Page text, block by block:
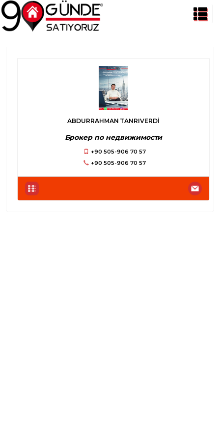
ABDURRAHMAN TANRIVERDİ
Брокер по недвижимости
+90 505-906 70 57
+90 505-906 70 57